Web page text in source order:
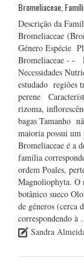
Bromeliaceae,
Descrição da
Bromeliaceae
Género Espécie
Bromeliaceae - -
Necessidades
estudado regiões
perene
rizoma,
bagas Tamanho
maioria possui um
Bromeliaceae é a
família
ordem Poales,
Magnoliophyta. O
botânico sueco
de géneros (cerca
correspondendo à
Sandra